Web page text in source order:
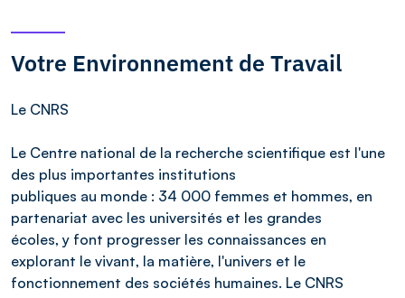
Votre Environnement de Travail
Le CNRS
Le Centre national de la recherche scientifique est l'une
des plus importantes institutions
publiques au monde : 34 000 femmes et hommes, en
partenariat avec les universités et les grandes
écoles, y font progresser les connaissances en
explorant le vivant, la matière, l'univers et le
fonctionnement des sociétés humaines. Le CNRS